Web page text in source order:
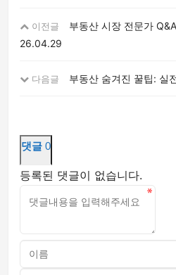
이전글
부동산 시장 전문가
26.04.29
다음글 부동산 숨겨진 꿀팁: 실
댓글 0
등록된 댓글이 없습니다.